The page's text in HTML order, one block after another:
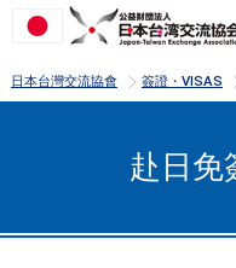
日本台灣交流協會 >
簽證・VISAS
赴日免